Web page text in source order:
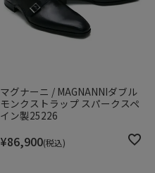
マグナーニ / MAGNANNIダブル
モンクストラップ スパークスペ
イン製25226
¥86,900 税込